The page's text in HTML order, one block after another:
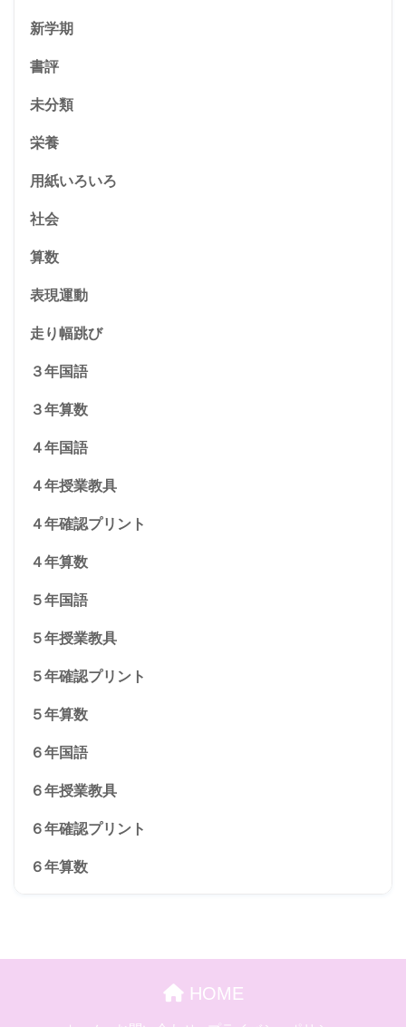
新学期
書評
未分類
栄養
用紙いろいろ
社会
算数
表現運動
走り幅跳び
３年国語
３年算数
４年国語
４年授業教具
４年確認プリント
４年算数
５年国語
５年授業教具
５年確認プリント
５年算数
６年国語
６年授業教具
６年確認プリント
６年算数
HOME